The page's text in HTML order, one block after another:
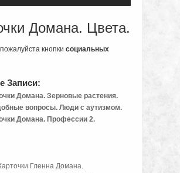
Домана. Цвета.
пожалуйста кнопки социальных
Записи:
Домана. Зерновые растения.
вопросы. Люди с аутизмом.
Домана. Профессии 2.
Гленна Домана.